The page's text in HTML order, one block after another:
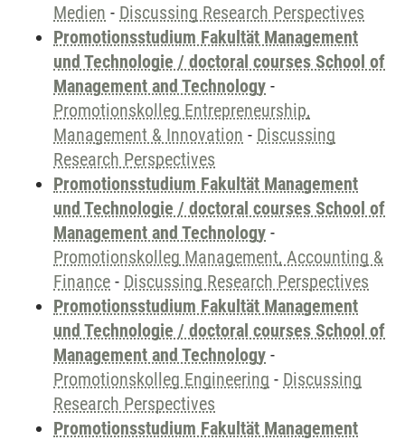
Medien - Discussing Research Perspectives
Promotionsstudium Fakultät Management
und Technologie / doctoral courses School of
Management and Technology -
Promotionskolleg Entrepreneurship,
Management & Innovation - Discussing
Research Perspectives
Promotionsstudium Fakultät Management
und Technologie / doctoral courses School of
Management and Technology -
Promotionskolleg Management, Accounting &
Finance - Discussing Research Perspectives
Promotionsstudium Fakultät Management
und Technologie / doctoral courses School of
Management and Technology -
Promotionskolleg Engineering - Discussing
Research Perspectives
Promotionsstudium Fakultät Management